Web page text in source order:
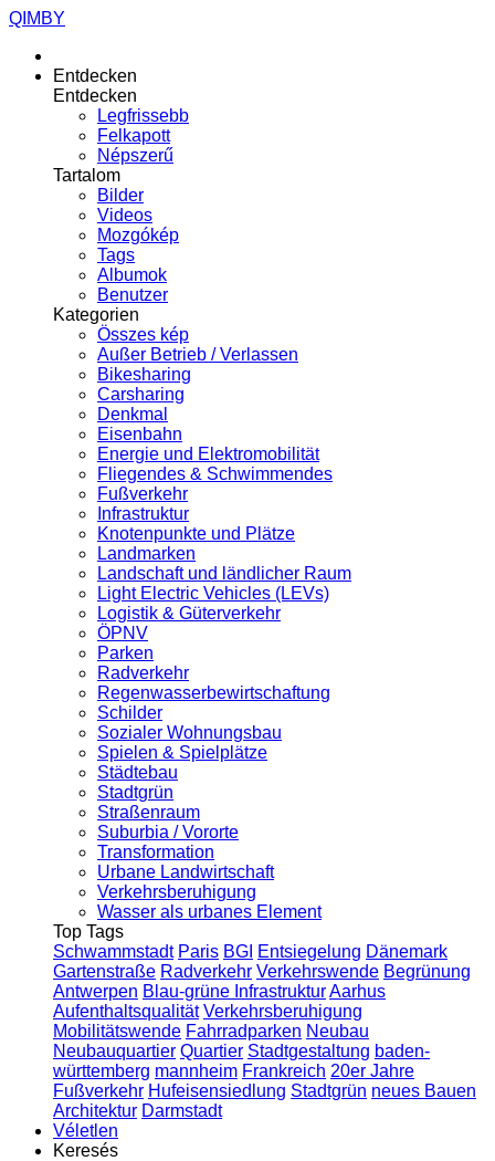
QIMBY
Entdecken
Entdecken
Legfrissebb
Felkapott
Népszerű
Tartalom
Bilder
Videos
Mozgókép
Tags
Albumok
Benutzer
Kategorien
Összes kép
Außer Betrieb / Verlassen
Bikesharing
Carsharing
Denkmal
Eisenbahn
Energie und Elektromobilität
Fliegendes & Schwimmendes
Fußverkehr
Infrastruktur
Knotenpunkte und Plätze
Landmarken
Landschaft und ländlicher Raum
Light Electric Vehicles (LEVs)
Logistik & Güterverkehr
ÖPNV
Parken
Radverkehr
Regenwasserbewirtschaftung
Schilder
Sozialer Wohnungsbau
Spielen & Spielplätze
Städtebau
Stadtgrün
Straßenraum
Suburbia / Vororte
Transformation
Urbane Landwirtschaft
Verkehrsberuhigung
Wasser als urbanes Element
Top Tags
Schwammstadt Paris BGI Entsiegelung Dänemark
Gartenstraße Radverkehr Verkehrswende Begrünung
Antwerpen Blau-grüne InfrastrukturAarhus
Aufenthaltsqualität Verkehrsberuhigung
Mobilitätswende Fahrradparken Neubau
Neubauquartier Quartier Stadtgestaltung baden-
württemberg mannheim Frankreich 20er Jahre
Fußverkehr Hufeisensiedlung Stadtgrün neues Bauen
Architektur Darmstadt
Véletlen
Keresés